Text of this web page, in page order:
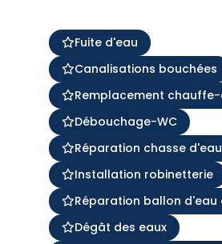
Fuite d'eau
Canalisations bouchées
Remplacement
Débouchage-WC
Réparation chasse d'eau
Installation robinetterie
Réparation ballon d'eau
Dégât des eaux